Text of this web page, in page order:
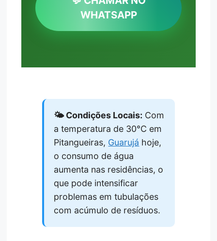
WHATSAPP
🌤️ Condições Locais: Com
a temperatura de 30°C em
Pitangueiras, Guarujá hoje,
o consumo de água
aumenta nas residências, o
que pode intensificar
problemas em tubulações
com acúmulo de resíduos.